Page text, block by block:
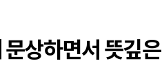
상하면서 뜻깊